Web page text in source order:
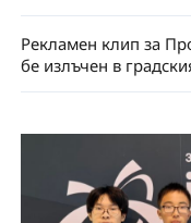
Рекламен клип за
бе излъчен в